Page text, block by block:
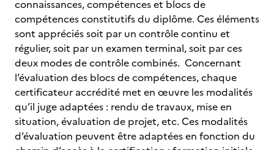
connaissances, compétences et blocs de
compétences constitutifs du diplôme. Ces éléments
sont appréciés soit par un contrôle continu et
régulier, soit par un examen terminal, soit par ces
deux modes de contrôle combinés. Concernant
l’évaluation des blocs de compétences, chaque
certificateur accrédité met en œuvre les modalités
qu’il juge adaptées : rendu de travaux, mise en
situation, évaluation de projet, etc. Ces modalités
d’évaluation peuvent être adaptées en fonction du